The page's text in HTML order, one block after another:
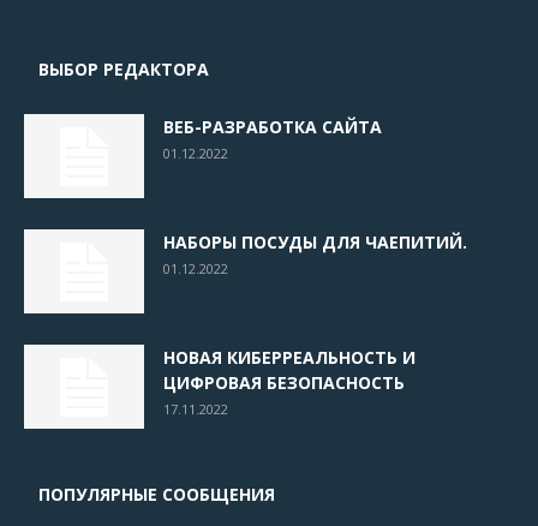
ВЫБОР РЕДАКТОРА
ВЕБ-РАЗРАБОТКА САЙТА
01.12.2022
НАБОРЫ ПОСУДЫ ДЛЯ ЧАЕПИТИЙ.
01.12.2022
НОВАЯ КИБЕРРЕАЛЬНОСТЬ И
ЦИФРОВАЯ БЕЗОПАСНОСТЬ
17.11.2022
ПОПУЛЯРНЫЕ СООБЩЕНИЯ